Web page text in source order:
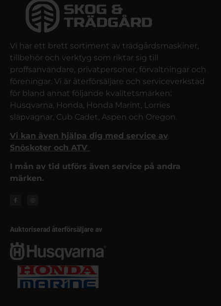
Vi har ett brett sortiment av trädgårdsmaskiner,
tillbehör och verktyg som riktar sig till
proffsanvändare, privatpersoner, förvaltningar och
föreningar. Vi är återförsäljare och serviceverkstad
för bland annat följande kvalitetsmärken:
Husqvarna, Honda, Honda Marint, Lorries
släpvagnar, Cub Cadet, Aspen och Oregon.
Vi kan även hjälpa dig med service av
Snöskoter och ATV
I mån av tid utförs även service på andra
märken.
Auktoriserad återförsäljare av